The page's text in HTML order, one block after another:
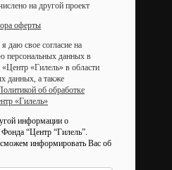
на другой проект
оферты
даю свое согласие на
персональных данных в
«Гилель» в области
данных, а также
об обработке
«Гилель»
информации о
“Центр “Гилель”.
информировать Вас об